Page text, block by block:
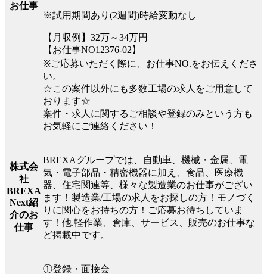
お仕事
※試用期間あり(2週間)時給変動なし
【月収例】32万～34万円
【お仕事NO12376-02】
※ご応募いただく際に、お仕事NO.をお伝えくださ
い。
☆この案件以外にも多数工場の求人をご用意して
おります☆
案件・求人に関するご相談や登録のみという方も
お気軽にご連絡ください！
株式会
社
BREXA
Next紹
介のお
仕事
BREXAグループでは、自動車、機械・金属、電
気・電子部品・精密機器に加え、食品、医療機
器、住宅関連等、様々な製造業のお仕事がござい
ます！製造業/工場の求人をお探しの方！モノづく
りに関心をお持ちの方！ご応募お待ちしていま
す！他.軽作業、倉庫、サービス、販売のお仕事な
ど掲載中です。
①登録・面接会